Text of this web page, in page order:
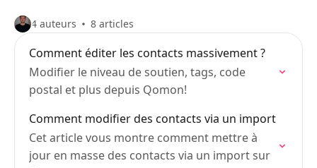
4 auteurs 8 articles
Comment éditer les contacts massivement ?
Modifier le niveau de soutien, tags, code
postal et plus depuis Qomon!
Comment modifier des contacts via un import
Cet article vous montre comment mettre à
jour en masse des contacts via un import sur